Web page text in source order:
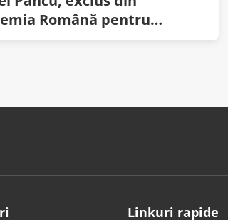
Română pentru
despre femei
Linkuri rapide